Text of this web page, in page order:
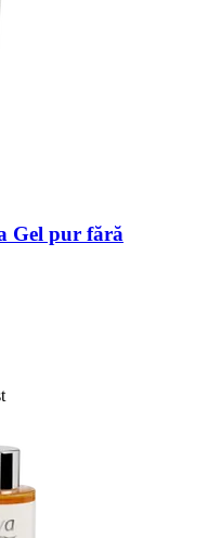
Gel pur fără